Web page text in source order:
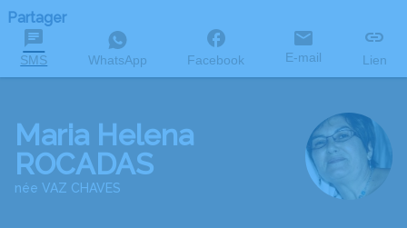
Partager
SMS WhatsApp Facebook E-mail Lien
Maria Helena
ROCADAS
née VAZ CHAVES